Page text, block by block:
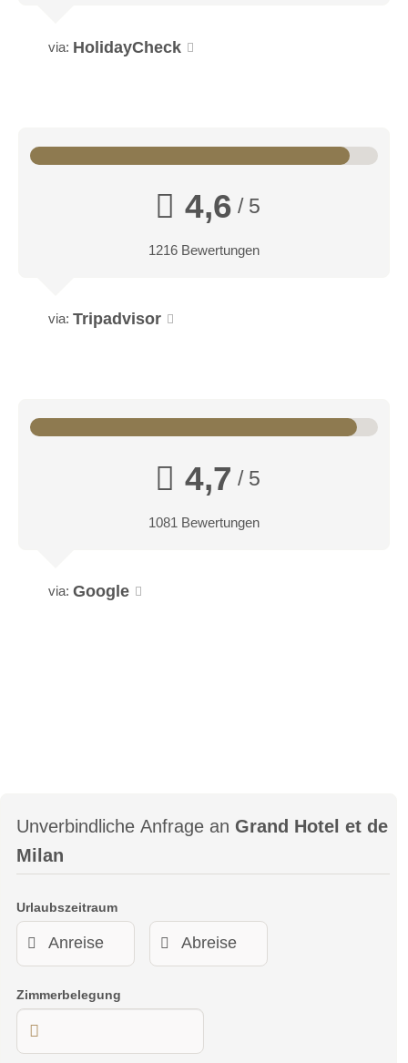
via: HolidayCheck
4,6 / 5
1216 Bewertungen
via: Tripadvisor
4,7 / 5
1081 Bewertungen
via: Google
Unverbindliche Anfrage an Grand Hotel et de
Milan
Urlaubszeitraum
Zimmerbelegung